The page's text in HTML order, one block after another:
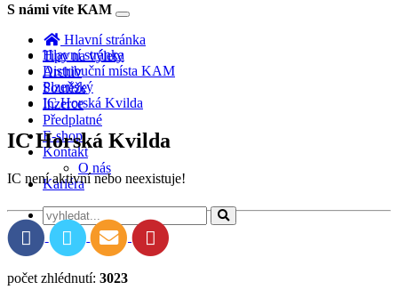
S námi víte KAM
Toggle
navigation
Hlavní stránka
Tipy na výlety
Archiv
Soutěže
Inzerce
Předplatné
E-shop
Kontakt
O nás
Kariéra
Hlavní stránka
Distribuční místa KAM
Plzeňský
IC Horská Kvilda
IC Horská Kvilda
IC není aktivní nebo neexistuje!
počet zhlédnutí: 3023